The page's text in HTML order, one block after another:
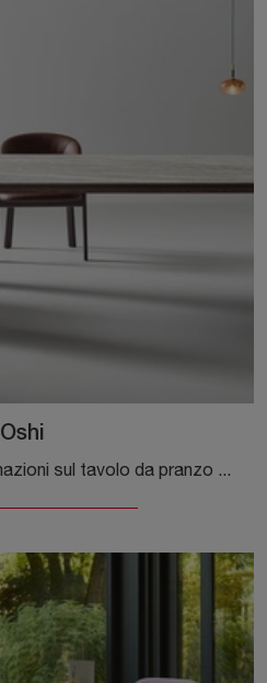
Oshi
Vuoi avere ulteriori informazioni sul tavolo da pranzo Oshi di Bonaldo? Clicca e scopri di più sui modelli fissi del brand.